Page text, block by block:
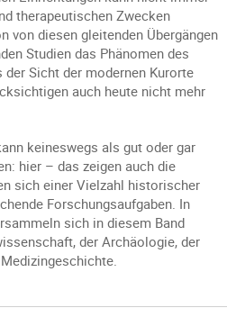
therapeutischen Zwecken
von diesen gleitenden Übergängen
Studien das Phänomen des
Sicht der modernen Kurorte
auch heute nicht mehr
keineswegs als gut oder gar
hier – das zeigen auch die
sich einer Vielzahl historischer
Forschungsaufgaben. In
sich in diesem Band
der Archäologie, der